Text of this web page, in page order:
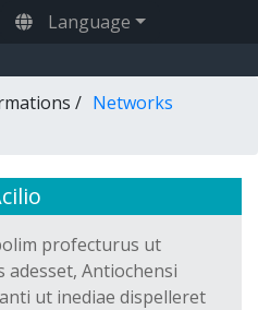
Language
/ Networks
profecturus ut
adesset, Antiochensi
ut inediae dispelleret